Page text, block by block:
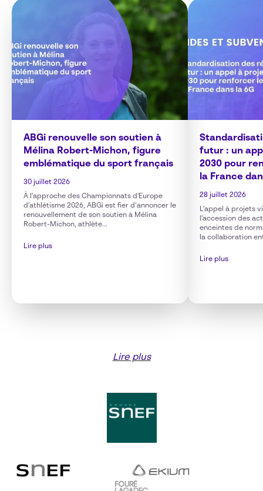
ABGi renouvelle son soutien à
Mélina Robert-Michon, figure
emblématique du sport français
30 juillet 2026
À l'approche des Championnats d'Europe
d'athlétisme 2026, ABGi est fier d’annoncer le
renouvellement de son soutien à Mélina
Robert-Michon, athlète...
Lire plus
futur : un
2030 pour
la France
28 juillet 2026
L'appel à projets
l'accession des
enceintes de
la collaboration
Lire plus
Lire plus